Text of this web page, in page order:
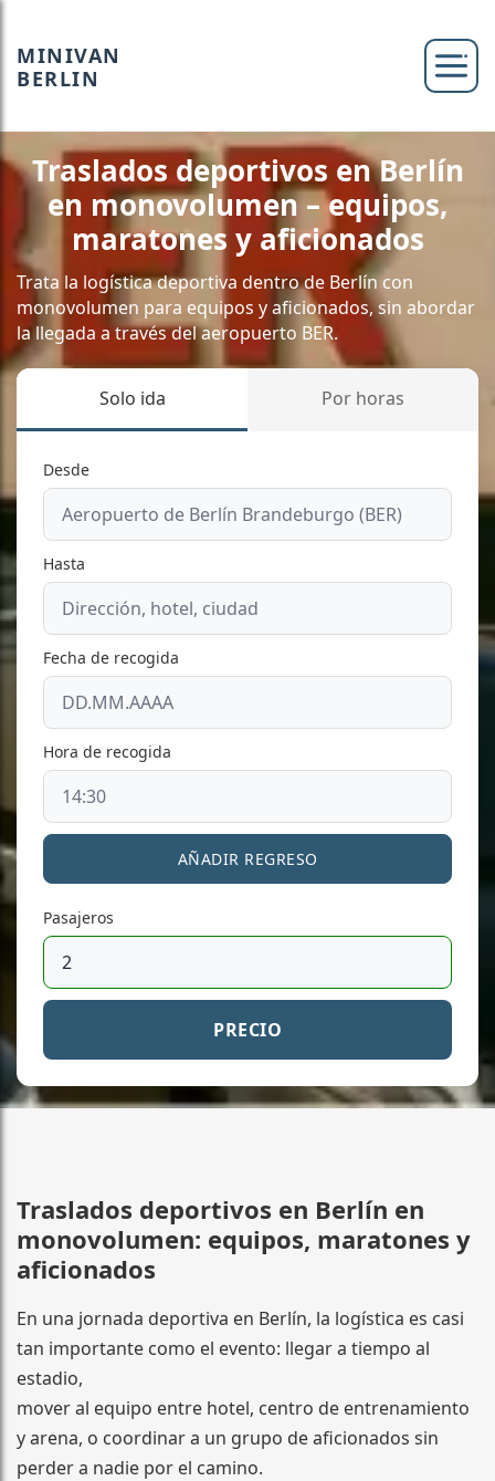
MINIVAN
BERLIN
Traslados deportivos en Berlín
en monovolumen – equipos,
maratones y aficionados
Trata la logística deportiva dentro de Berlín con
monovolumen para equipos y aficionados, sin abordar
la llegada a través del aeropuerto BER.
Solo ida Por horas
Desde
Hasta
Fecha de recogida
Hora de recogida
AÑADIR REGRESO
Pasajeros
PRECIO
Traslados deportivos en Berlín en
monovolumen: equipos, maratones y
aficionados
En una jornada deportiva en Berlín, la logística es casi
tan importante como el evento: llegar a tiempo al
estadio,
mover al equipo entre hotel, centro de entrenamiento
y arena, o coordinar a un grupo de aficionados sin
perder a nadie por el camino.